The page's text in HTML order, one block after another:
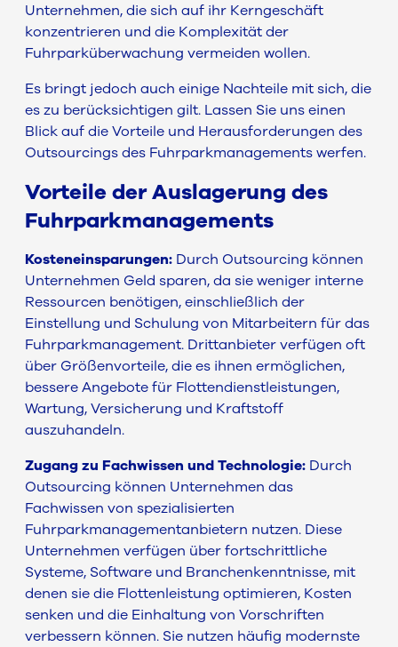
Unternehmen, die sich auf ihr Kerngeschäft
konzentrieren und die Komplexität der
Fuhrparküberwachung vermeiden wollen.
Es bringt jedoch auch einige Nachteile mit sich, die
es zu berücksichtigen gilt. Lassen Sie uns einen
Blick auf die Vorteile und Herausforderungen des
Outsourcings des Fuhrparkmanagements werfen.
Vorteile der Auslagerung des
Fuhrparkmanagements
Kosteneinsparungen: Durch Outsourcing können
Unternehmen Geld sparen, da sie weniger interne
Ressourcen benötigen, einschließlich der
Einstellung und Schulung von Mitarbeitern für das
Fuhrparkmanagement. Drittanbieter verfügen oft
über Größenvorteile, die es ihnen ermöglichen,
bessere Angebote für Flottendienstleistungen,
Wartung, Versicherung und Kraftstoff
auszuhandeln.
Zugang zu Fachwissen und Technologie: Durch
Outsourcing können Unternehmen das
Fachwissen von spezialisierten
Fuhrparkmanagementanbietern nutzen. Diese
Unternehmen verfügen über fortschrittliche
Systeme, Software und Branchenkenntnisse, mit
denen sie die Flottenleistung optimieren, Kosten
senken und die Einhaltung von Vorschriften
verbessern können. Sie nutzen häufig modernste